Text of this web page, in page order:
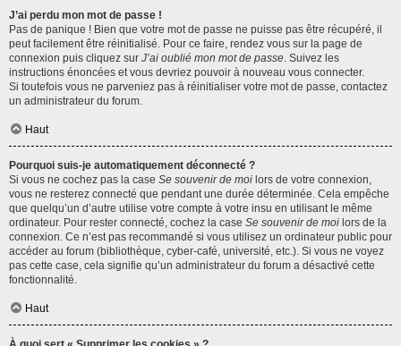
J’ai perdu mon mot de passe !
Pas de panique ! Bien que votre mot de passe ne puisse pas être récupéré, il
peut facilement être réinitialisé. Pour ce faire, rendez vous sur la page de
connexion puis cliquez sur J’ai oublié mon mot de passe. Suivez les
instructions énoncées et vous devriez pouvoir à nouveau vous connecter.
Si toutefois vous ne parveniez pas à réinitialiser votre mot de passe, contactez
un administrateur du forum.
Haut
Pourquoi suis-je automatiquement déconnecté ?
Si vous ne cochez pas la case Se souvenir de moi lors de votre connexion,
vous ne resterez connecté que pendant une durée déterminée. Cela empêche
que quelqu’un d’autre utilise votre compte à votre insu en utilisant le même
ordinateur. Pour rester connecté, cochez la case Se souvenir de moi lors de la
connexion. Ce n’est pas recommandé si vous utilisez un ordinateur public pour
accéder au forum (bibliothèque, cyber-café, université, etc.). Si vous ne voyez
pas cette case, cela signifie qu’un administrateur du forum a désactivé cette
fonctionnalité.
Haut